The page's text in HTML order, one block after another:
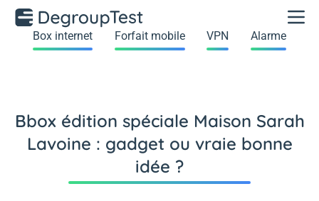
Box internet Forfait mobile VPN Alarme
Bbox édition spéciale Maison Sarah
Lavoine : gadget ou vraie bonne
idée ?